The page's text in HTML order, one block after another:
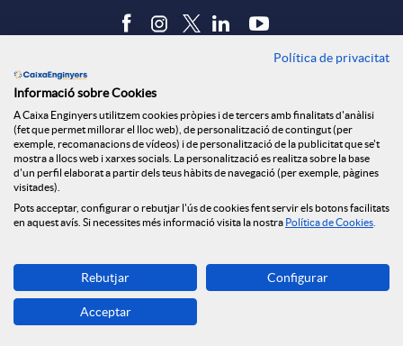
e
s
S
o
c
i
c
i
o
n
a
l
a
d
Política de cookies
Avís legal
Seguretat Online
Canal denúncies
Descarrega-la ara
Banca MOBILE
© Caixa Enginyers 2026
Política de privacitat
Informació sobre Cookies
A Caixa Enginyers utilitzem cookies pròpies i de tercers amb finalitats d'anàlisi
(fet que permet millorar el lloc web), de personalització de contingut (per
exemple, recomanacions de vídeos) i de personalització de la publicitat que se't
mostra a llocs web i xarxes socials. La personalització es realitza sobre la base
d'un perfil elaborat a partir dels teus hàbits de navegació (per exemple, pàgines
visitades).
Pots acceptar, configurar o rebutjar l'ús de cookies fent servir els botons facilitats
en aquest avís. Si necessites més informació visita la nostra Política de Cookies
Rebutjar Configurar
Acceptar